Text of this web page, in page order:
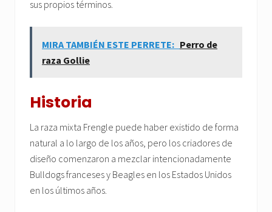
sus propios términos.
MIRA TAMBIÉN ESTE PERRETE: Perro de
raza Gollie
Historia
La raza mixta Frengle puede haber existido de forma
natural a lo largo de los años, pero los criadores de
diseño comenzaron a mezclar intencionadamente
Bulldogs franceses y Beagles en los Estados Unidos
en los últimos años.